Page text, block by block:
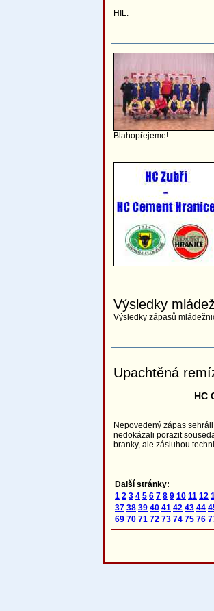
HIL.
Blahopřejeme!
Výsledky
Výsledky zápasů
Upachtěná
HC
Nepovedený zápas
nedokázali porazit
branky, ale zásluhou
Další stránky:
1 2 3 4 5 6 7 8 9 10 11 12
37 38 39 40 41 42 43 44
69 70 71 72 73 74 75 76